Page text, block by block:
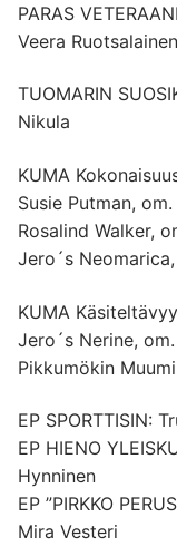
PARAS
Veera Ruotsalainen
TUOMARIN
Nikula
KUMA
Susie Putman,
Rosalind Walker,
Jero´s
KUMA
Jero´s Nerine,
Pikkumökin
EP SPORTTISIN:
EP HIENO
Hynninen
EP ”PIRKKO
Mira Vesteri